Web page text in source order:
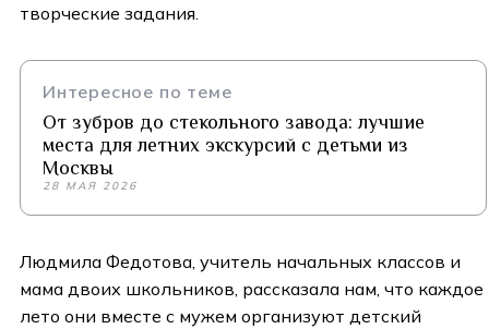
творческие задания.
Интересное по теме
От зубров до стекольного завода: лучшие
места для летних экскурсий с детьми из
Москвы
28 МАЯ 2026
Людмила Федотова, учитель начальных классов и
мама двоих школьников, рассказала нам, что каждое
лето они вместе с мужем организуют детский